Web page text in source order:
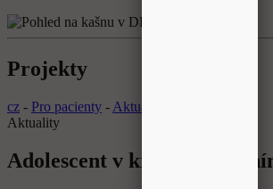
Projekty
cz - Pro pacienty - Aktuality
Aktuality
Adolescent v krizi - kam s